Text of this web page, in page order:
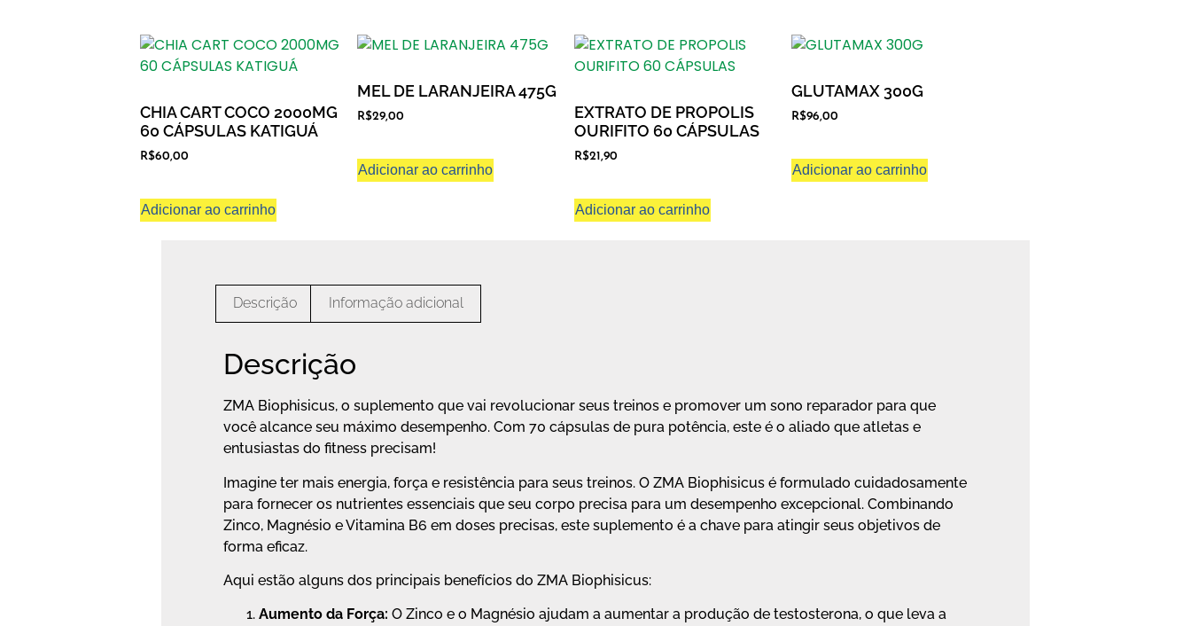
CHIA CART COCO 2000MG
60 CÁPSULAS KATIGUÁ
R$60,00
Adicionar ao carrinho
MEL DE LARANJEIRA 475G
R$29,00
Adicionar ao carrinho
EXTRATO DE PROPOLIS
OURIFITO 60 CÁPSULAS
R$21,90
Adicionar ao carrinho
GLUTAMAX 300G
R$96,00
Adicionar ao carrinho
Descrição Informação adicional
Descrição
ZMA Biophisicus, o suplemento que vai revolucionar seus treinos e promover um sono reparador para que
você alcance seu máximo desempenho. Com 70 cápsulas de pura potência, este é o aliado que atletas e
entusiastas do fitness precisam!
Imagine ter mais energia, força e resistência para seus treinos. O ZMA Biophisicus é formulado cuidadosamente
para fornecer os nutrientes essenciais que seu corpo precisa para um desempenho excepcional. Combinando
Zinco, Magnésio e Vitamina B6 em doses precisas, este suplemento é a chave para atingir seus objetivos de
forma eficaz.
Aqui estão alguns dos principais benefícios do ZMA Biophisicus:
Aumento da Força: O Zinco e o Magnésio ajudam a aumentar a produção de testosterona, o que leva a